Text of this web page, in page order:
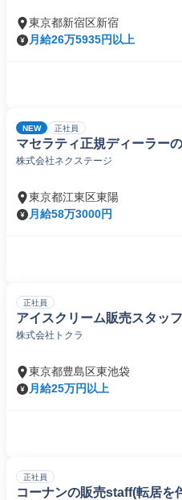
東京都新宿区新宿
月給26万5935円以上
NEW 正社員
マセラティ正規ディーラー
株式会社ネクステージ
東京都江東区東陽
月給58万3000円
正社員
アイスクリーム販売スタッフ
株式会社トクラ
東京都豊島区東池袋
月給25万円以上
正社員
コーナンの販売staff(転居を